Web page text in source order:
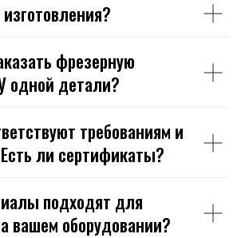
фрезерную
одной детали?
требованиям и
ли сертификаты?
подходят для
вашем оборудовании?